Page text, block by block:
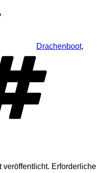
Drachenboot,
veröffentlicht. Erforderliche